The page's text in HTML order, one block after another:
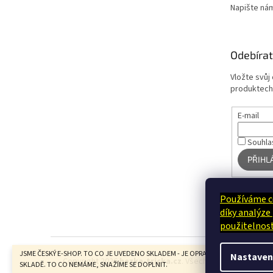
Používáme
díky
JSME ČESKÝ E-SHOP. TO CO JE UVEDENO SKLADEM - JE OPRAVDU U NÁS FYZICKY
SKLADĚ. TO CO NEMÁME, SNAŽÍME SE DOPLNIT.
Napište
Vložte svůj
E-mail
Copyright 2026hezka-tricka.cz . Všechna práva